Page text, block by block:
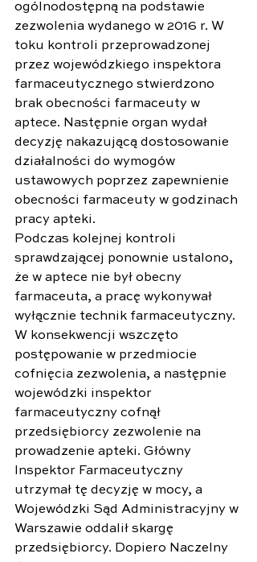
ogólnodostępną na podstawie
zezwolenia wydanego w 2016 r. W
toku kontroli przeprowadzonej
przez wojewódzkiego inspektora
farmaceutycznego stwierdzono
brak obecności farmaceuty w
aptece. Następnie organ wydał
decyzję nakazującą dostosowanie
działalności do wymogów
ustawowych poprzez zapewnienie
obecności farmaceuty w godzinach
pracy apteki.
Podczas kolejnej kontroli
sprawdzającej ponownie ustalono,
że w aptece nie był obecny
farmaceuta, a pracę wykonywał
wyłącznie technik farmaceutyczny.
W konsekwencji wszczęto
postępowanie w przedmiocie
cofnięcia zezwolenia, a następnie
wojewódzki inspektor
farmaceutyczny cofnął
przedsiębiorcy zezwolenie na
prowadzenie apteki. Główny
Inspektor Farmaceutyczny
utrzymał tę decyzję w mocy, a
Wojewódzki Sąd Administracyjny w
Warszawie oddalił skargę
przedsiębiorcy. Dopiero Naczelny